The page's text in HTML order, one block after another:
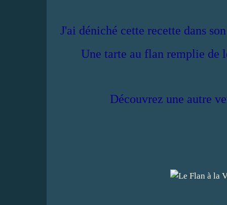
J'ai déniché cette recette dans
Une tarte au flan remplie de
Découvrez une autre